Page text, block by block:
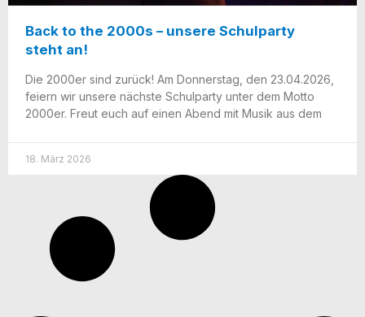
Back to the 2000s – unsere Schulparty
steht an!
Die 2000er sind zurück! Am Don­ners­tag, den 23.04.2026,
fei­ern wir unse­re nächs­te Schul­par­ty unter dem Mot­to
2000er. Freut euch auf einen Abend mit Musik aus dem
18. März 2026